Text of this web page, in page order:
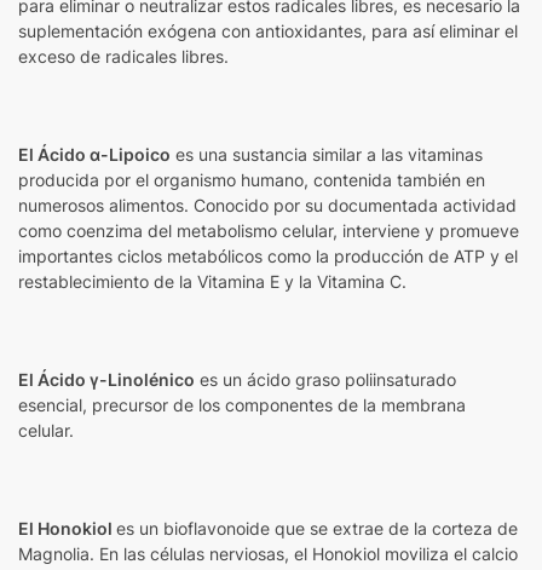
para eliminar o neutralizar estos radicales libres, es necesario la
suplementación exógena con antioxidantes, para así eliminar el
exceso de radicales libres.
El Ácido α-Lipoico es una sustancia similar a las vitaminas
producida por el organismo humano, contenida también en
numerosos alimentos. Conocido por su documentada actividad
como coenzima del metabolismo celular, interviene y promueve
importantes ciclos metabólicos como la producción de ATP y el
restablecimiento de la Vitamina E y la Vitamina C.
El Ácido γ-Linolénico es un ácido graso poliinsaturado
esencial, precursor de los componentes de la membrana
celular.
El Honokiol es un bioflavonoide que se extrae de la corteza de
Magnolia. En las células nerviosas, el Honokiol moviliza el calcio